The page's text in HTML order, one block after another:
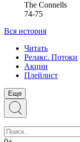
The Connells
74-75
Вся история
Читать
Релакс. Потоки
Акции
Плейлист
Еще